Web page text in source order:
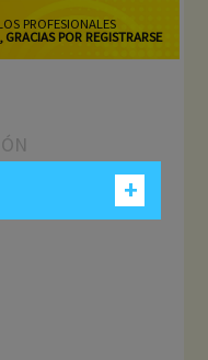
PROFESIONALES
POR REGISTRARSE
+